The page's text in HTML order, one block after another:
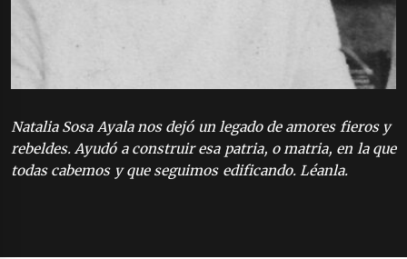
Natalia Sosa Ayala nos dejó un legado de amores fieros y
rebeldes. Ayudó a construir esa patria, o matria, en la que
todas cabemos y que seguimos edificando. Léanla.